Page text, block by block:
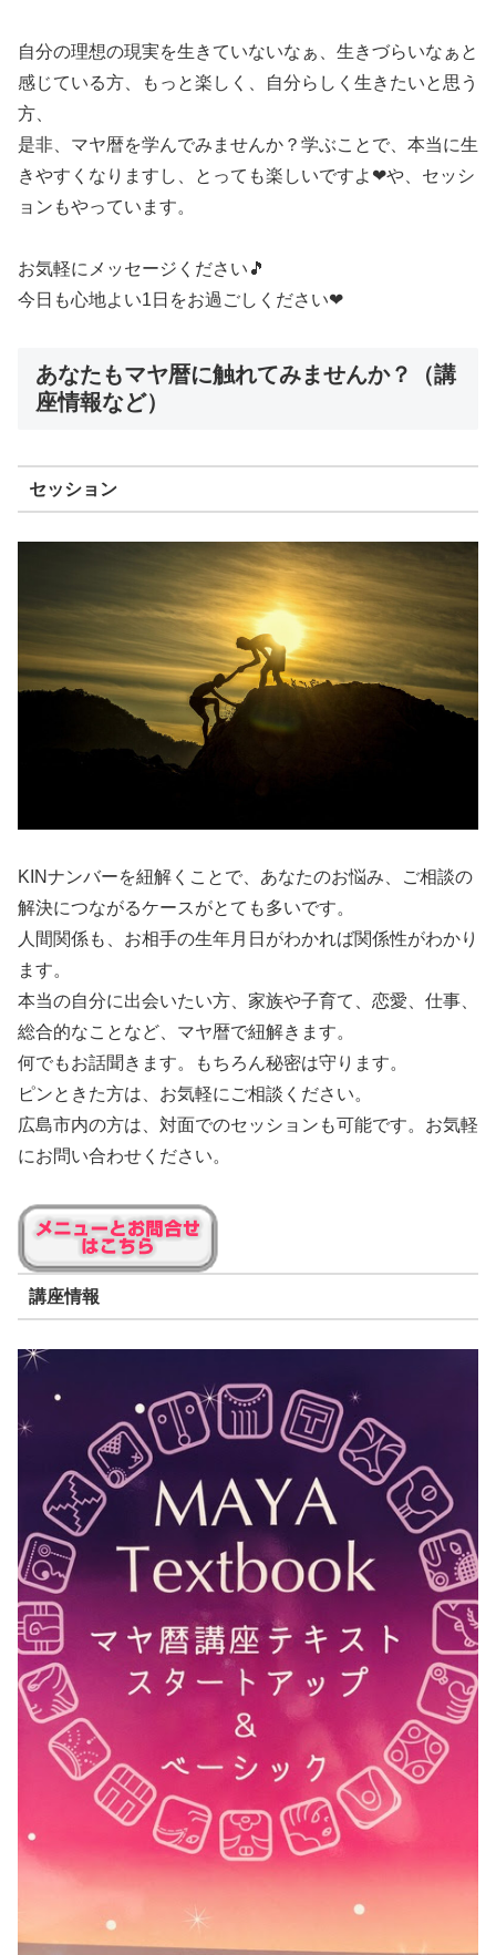
自分の理想の現実を生きていないなぁ、生きづらいなぁと
感じている方、もっと楽しく、自分らしく生きたいと思う
方、
是非、マヤ暦を学んでみませんか？学ぶことで、本当に生
きやすくなりますし、とっても楽しいですよ❤や、セッシ
ョンもやっています。
お気軽にメッセージください🎵
今日も心地よい1日をお過ごしください❤
あなたもマヤ暦に触れてみませんか？（講
座情報など）
セッション
KINナンバーを紐解くことで、あなたのお悩み、ご相談の
解決につながるケースがとても多いです。
人間関係も、お相手の生年月日がわかれば関係性がわかり
ます。
本当の自分に出会いたい方、家族や子育て、恋愛、仕事、
総合的なことなど、マヤ暦で紐解きます。
何でもお話聞きます。もちろん秘密は守ります。
ピンときた方は、お気軽にご相談ください。
広島市内の方は、対面でのセッションも可能です。お気軽
にお問い合わせください。
講座情報